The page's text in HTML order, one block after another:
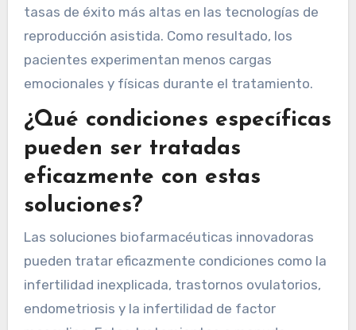
tasas de éxito más altas en las tecnologías de
reproducción asistida. Como resultado, los
pacientes experimentan menos cargas
emocionales y físicas durante el tratamiento.
¿Qué condiciones específicas
pueden ser tratadas
eficazmente con estas
soluciones?
Las soluciones biofarmacéuticas innovadoras
pueden tratar eficazmente condiciones como la
infertilidad inexplicada, trastornos ovulatorios,
endometriosis y la infertilidad de factor